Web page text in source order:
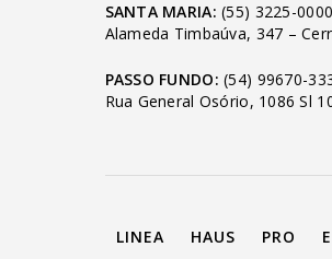
SANTA MARIA: (55) 3225-0000
Alameda Timbaúva, 347 –
PASSO FUNDO: (54) 99670-
Rua General Osório, 1086 Sl
LINEA HAUS PRO